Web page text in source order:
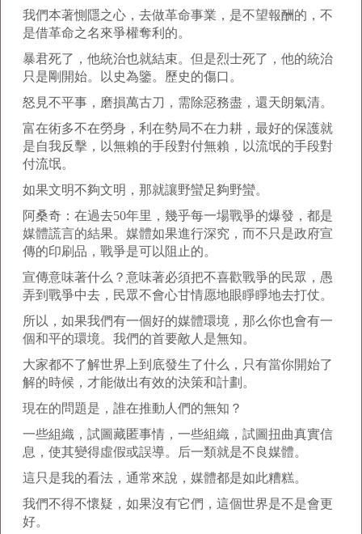
我們本著惻隱之心，去做革命事業，是不望報酬的，不
是借革命之名來爭權奪利的。
暴君死了，他統治也就結束。但是烈士死了，他的統治
只是剛開始。以史為鑒。歷史的傷口。
怒見不平事，磨損萬古刀，需除惡務盡，還天朗氣清。
富在術多不在勞身，利在勢局不在力耕，最好的保護就
是自我反擊，以無賴的手段對付無賴，以流氓的手段對
付流氓。
如果文明不夠文明，那就讓野蠻足夠野蠻。
阿桑奇：在過去50年里，幾乎每一場戰爭的爆發，都是
媒體謊言的結果。媒體如果進行深究，而不只是政府宣
傳的印刷品，戰爭是可以阻止的。
宣傳意味著什么？意味著必須把不喜歡戰爭的民眾，愚
弄到戰爭中去，民眾不會心甘情愿地眼睜睜地去打仗。
所以，如果我們有一個好的媒體環境，那么你也會有一
個和平的環境。我們的首要敵人是無知。
大家都不了解世界上到底發生了什么，只有當你開始了
解的時候，才能做出有效的決策和計劃。
現在的問題是，誰在推動人們的無知？
一些組織，試圖藏匿事情，一些組織，試圖扭曲真實信
息，使其變得虛假或誤導。后一類就是不良媒體。
這只是我的看法，通常來說，媒體都是如此糟糕。
我們不得不懷疑，如果沒有它們，這個世界是不是會更
好。